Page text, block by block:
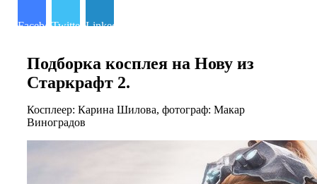
FacebookTwitter LinkedIn
Подборка косплея на Нову из
Старкрафт 2.
Косплеер: Карина Шилова, фотограф: Макар
Виноградов